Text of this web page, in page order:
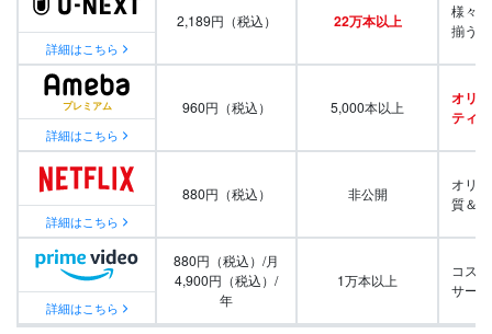
詳細はこちら
2,189円（税込） 22万本以上
様々
揃う
詳細はこちら
960円（税込） 5,000本以上
オリ
ティ
詳細はこちら
880円（税込） 非公開
オリ
質＆
詳細はこちら
880円（税込）/月
4,900円（税込）/
年
1万本以上
コス
サー